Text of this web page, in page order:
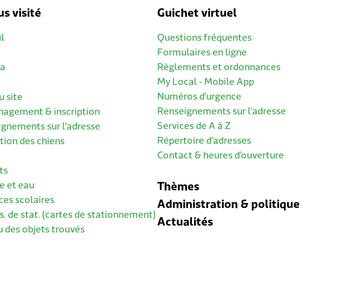
visité
site
& inscription
sur l'adresse
des chiens
et eau
scolaires
de stat. (cartes de stationnement)
des objets trouvés
Guichet virtuel
Questions fréquentes
Formulaires en ligne
Règlements et ordonnances
My Local - Mobile App
Numéros d'urgence
Renseignements sur l'adresse
Services de A à Z
Répertoire d'adresses
Contact & heures d'ouverture
Thèmes
Administration & politique
Actualités